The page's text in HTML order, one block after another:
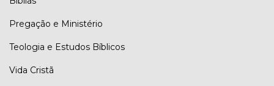
Pregação e Ministério
Teologia e Estudos Bíblicos
Vida Cristã